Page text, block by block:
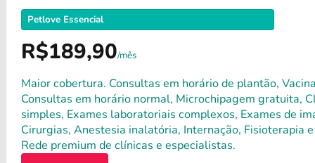
Petlove Essencial
R$189,90/mês
Maior cobertura. Consultas em horário de plantão,
Consultas em horário normal, Microchipagem gratuita,
simples, Exames laboratoriais complexos, Exames de
Cirurgias, Anestesia inalatória, Internação, Fisioterapia
Rede premium de clínicas e especialistas.